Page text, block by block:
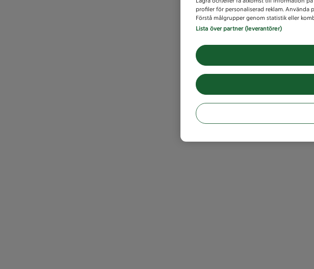
profiler för personaliserad reklam. Använda
Förstå målgrupper genom statistik eller
Lista över partner (leverantörer)